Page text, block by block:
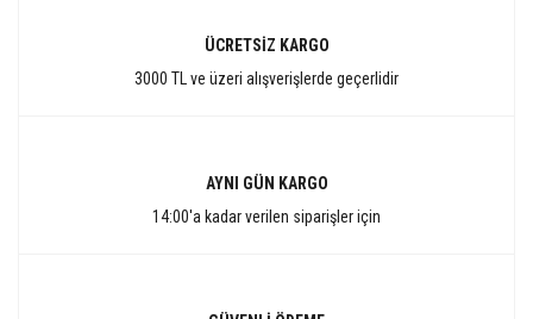
ÜCRETSİZ KARGO
3000 TL ve üzeri alışverişlerde geçerlidir
AYNI GÜN KARGO
14:00'a kadar verilen siparişler için